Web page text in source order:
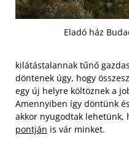
Eladó ház
kilátástalannak tűnő
döntenek úgy, hogy
egy új helyre költöznek a
Amennyiben így döntünk
akkor nyugodtak lehetünk,
pontján is vár minket.